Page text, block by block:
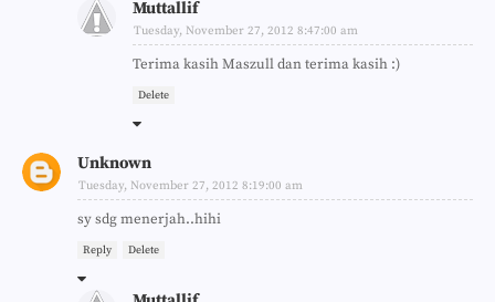
Muttallif
Tuesday, November 27, 2012 8:47:00 am
Terima kasih Maszull dan terima kasih :)
Delete
Unknown
Tuesday, November 27, 2012 8:19:00 am
sy sdg menerjah..hihi
Reply Delete